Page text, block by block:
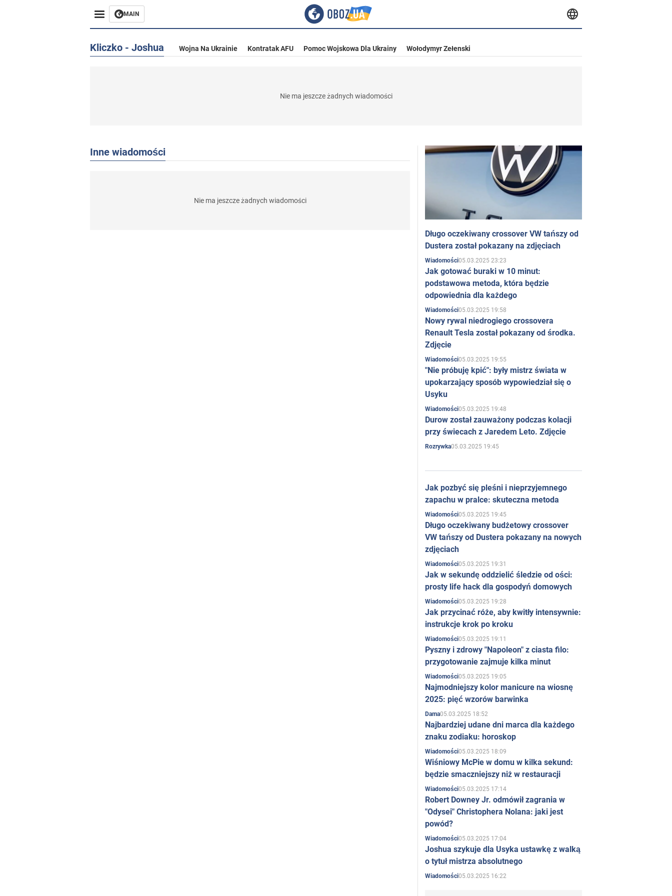
MAIN
Kliczko - Joshua Wojna Na Ukrainie Kontratak AFU Pomoc Wojskowa Dla Ukrainy Wołodymyr Zełenski
Nie ma jeszcze żadnych wiadomości
Inne wiadomości
Nie ma jeszcze żadnych wiadomości
Długo oczekiwany crossover VW tańszy od
Dustera został pokazany na zdjęciach
Wiadomości05.03.2025 23:23
Jak gotować buraki w 10 minut:
podstawowa metoda, która będzie
odpowiednia dla każdego
Wiadomości05.03.2025 19:58
Nowy rywal niedrogiego crossovera
Renault Tesla został pokazany od środka.
Zdjęcie
Wiadomości05.03.2025 19:55
"Nie próbuję kpić": były mistrz świata w
upokarzający sposób wypowiedział się o
Usyku
Wiadomości05.03.2025 19:48
Durow został zauważony podczas kolacji
przy świecach z Jaredem Leto. Zdjęcie
Rozrywka05.03.2025 19:45
Jak pozbyć się pleśni i nieprzyjemnego
zapachu w pralce: skuteczna metoda
Wiadomości05.03.2025 19:45
Długo oczekiwany budżetowy crossover
VW tańszy od Dustera pokazany na nowych
zdjęciach
Wiadomości05.03.2025 19:31
Jak w sekundę oddzielić śledzie od ości:
prosty life hack dla gospodyń domowych
Wiadomości05.03.2025 19:28
Jak przycinać róże, aby kwitły intensywnie:
instrukcje krok po kroku
Wiadomości05.03.2025 19:11
Pyszny i zdrowy "Napoleon" z ciasta filo:
przygotowanie zajmuje kilka minut
Wiadomości05.03.2025 19:05
Najmodniejszy kolor manicure na wiosnę
2025: pięć wzorów barwinka
Dama05.03.2025 18:52
Najbardziej udane dni marca dla każdego
znaku zodiaku: horoskop
Wiadomości05.03.2025 18:09
Wiśniowy McPie w domu w kilka sekund:
będzie smaczniejszy niż w restauracji
Wiadomości05.03.2025 17:14
Robert Downey Jr. odmówił zagrania w
"Odysei" Christophera Nolana: jaki jest
powód?
Wiadomości05.03.2025 17:04
Joshua szykuje dla Usyka ustawkę z walką
o tytuł mistrza absolutnego
Wiadomości05.03.2025 16:22